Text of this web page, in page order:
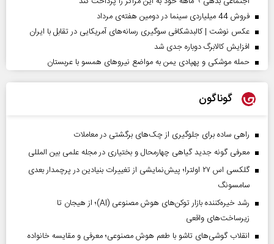
فروش 44 میلیاردی سینما در دومین هفته‌ی مرداد
عکس نوشت | کالبدشکافی سوگیری رسانه‌های آمریکایی در تقابل با ایران
افزایش کالابرگ دوباره جدی شد
حمله موشکی و پهپادی یمن به مواضع نیروهای همسو با عربستان
گوناگون
راهی ساده برای جلوگیری از چک‌های برگشتی در معاملات
معرفی گونه جدید گیاهی چهارمحال و بختیاری در مجله علمی بین المللی
گلکسی اس ۲۷ اولترا؛ پیش‌نمایشی از تغییرات بنیادین در پرچمدار بعدی
سامسونگ
رشد خیره‌کننده بازار توکن‌های هوش مصنوعی (AI)؛ از هیجان تا
زیرساخت‌های واقعی
انقلاب گوشی‌های تاشو‌ با طعم هوش مصنوعی؛ معرفی و مقایسه خانواده